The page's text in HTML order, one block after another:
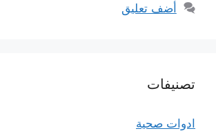
أضف تعليق
تصنيفات
ادوات صحية